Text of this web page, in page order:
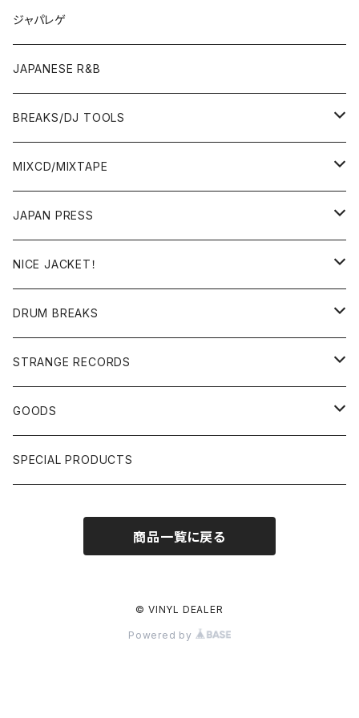
OTHERS
JAPANESE
OTHERS
ジャパレゲ
JAPANESE R&B
BREAKS/DJ TOOLS
BREAKS/MEGAMIX/CUT UP
RE-EDIT/DJ TOOLS
MIXCD/MIXTAPE
MIXCD
日本語ラップ
JAPANESE DJ
MIXTAPE
JAPAN PRESS
LP(+ OBI)
7"/12"
NICE JACKET！
DONUTS 45
GIRLS
HIPHOP CLASSIC GALLERY
日本語ラップ CLASSIC GALLERY
DRUM BREAKS
US/UK/OTHERS
JAPANESE
STRANGE RECORDS
DRUM DRUM DRUM/KARAOKE
パチソン/AUDIO CHECK/LIBRARY
GOODS
BOOK
SPECIAL PRODUCTS
商品一覧に戻る
© VINYL DEALER
Powered by